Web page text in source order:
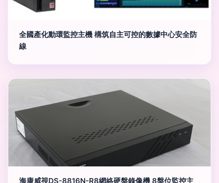
全國產化動環監控主機 構筑自主可控的數據中心安全防
線
海康威視DS-8816N-R8網絡硬盤錄像機 8盤位監控主